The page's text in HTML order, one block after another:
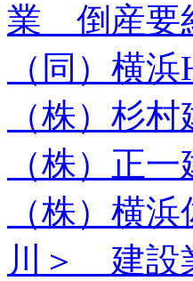
業 倒産要
（同）横
（株）杉
（株）正
（株）横
川＞ 建設